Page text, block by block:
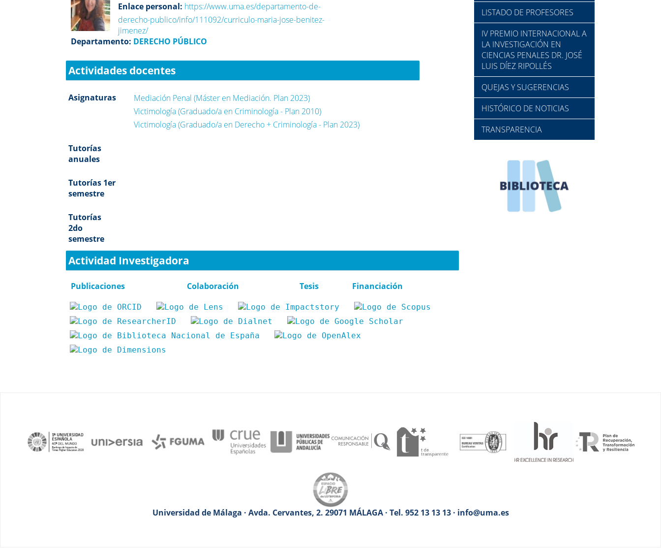
Enlace personal: https://www.uma.es/departamento-de-
derecho-publico/info/111092/curriculo-maria-jose-benitez-
jimenez/
Departamento: DERECHO PÚBLICO
Actividades docentes
Asignaturas
Mediación Penal (Máster en Mediación. Plan 2023)
Victimología (Graduado/a en Criminología - Plan 2010)
Victimología (Graduado/a en Derecho + Criminología - Plan 2023)
Tutorías
anuales
Tutorías 1er
semestre
Tutorías
2do
semestre
Actividad Investigadora
Publicaciones Colaboración Tesis Financiación
LISTADO DE PROFESORES
IV PREMIO INTERNACIONAL A
LA INVESTIGACIÓN EN
CIENCIAS PENALES DR. JOSÉ
LUIS DÍEZ RIPOLLÉS
QUEJAS Y SUGERENCIAS
HISTÓRICO DE NOTICIAS
TRANSPARENCIA
Universidad de Málaga · Avda. Cervantes, 2. 29071 MÁLAGA · Tel. 952 13 13 13 · info@uma.es